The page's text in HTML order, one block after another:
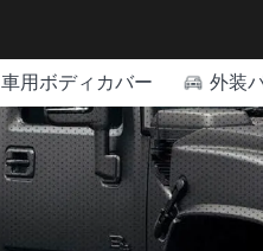
車用ボディカバー 外装